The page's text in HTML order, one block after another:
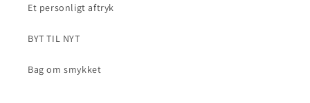
Et personligt aftryk
BYT TIL NYT
Bag om smykket